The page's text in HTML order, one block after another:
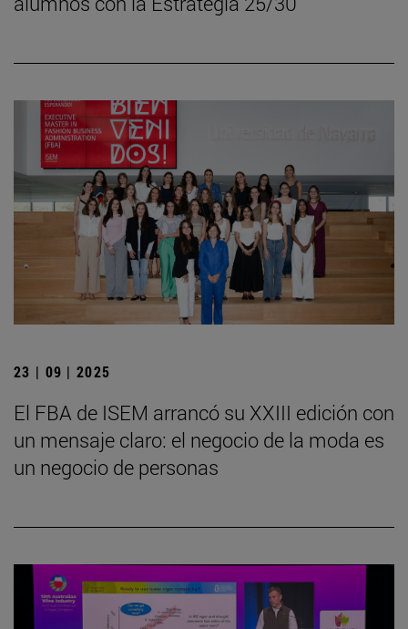
23 | 09 | 2025
El FBA de ISEM arrancó su XXIII edición con
un mensaje claro: el negocio de la moda es
un negocio de personas